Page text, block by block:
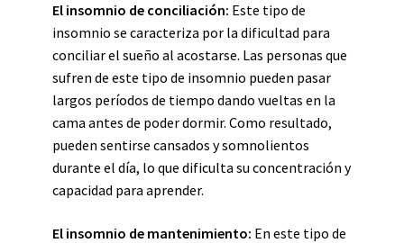
El insomnio de conciliación: Este tipo de
insomnio se caracteriza por la dificultad para
conciliar el sueño al acostarse. Las personas que
sufren de este tipo de insomnio pueden pasar
largos períodos de tiempo dando vueltas en la
cama antes de poder dormir. Como resultado,
pueden sentirse cansados y somnolientos
durante el día, lo que dificulta su concentración y
capacidad para aprender.
El insomnio de mantenimiento: En este tipo de